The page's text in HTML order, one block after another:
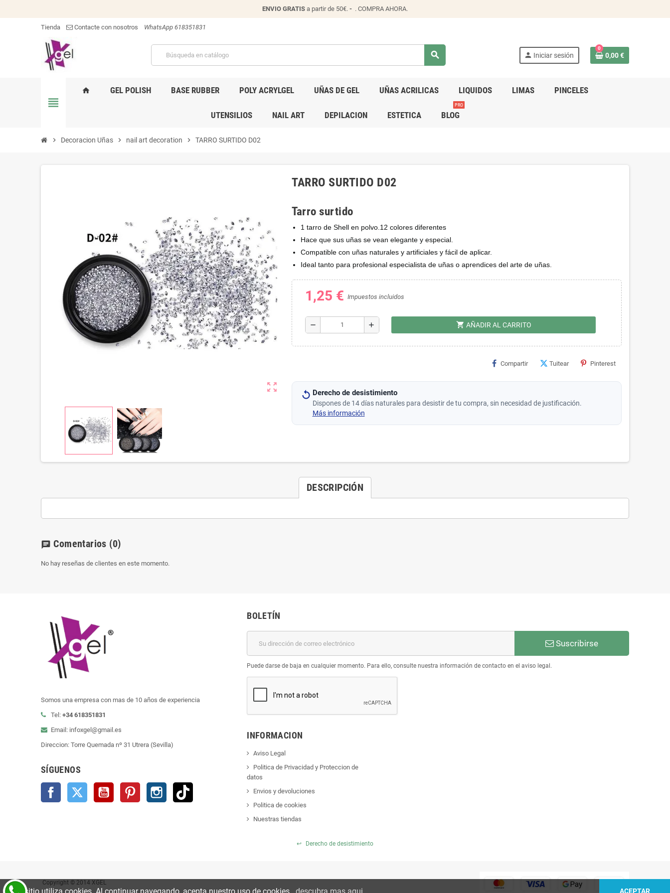
ENVIO GRATIS a partir de 50€. - . COMPRA AHORA.
Tienda Contacte con nosotros WhatsApp 618351831
search person Iniciar sesión
0
0,00 €
view_headline
home GEL POLISH BASE RUBBER POLY ACRYLGEL UÑAS DE GEL UÑAS ACRILICAS LIQUIDOS LIMAS PINCELES
UTENSILIOS NAIL ART DEPILACION ESTETICA BLOG
PRO
chevron_right Decoracion Uñas chevron_right nail art decoration chevron_right TARRO SURTIDO D02
zoom_out_map
TARRO SURTIDO D02
Tarro surtido
1 tarro de Shell en polvo.12 colores diferentes
Hace que sus uñas se vean elegante y especial.
Compatible con uñas naturales y artificiales y fácil de aplicar.
Ideal tanto para profesional especialista de uñas o aprendices del arte de uñas.
1,25 € Impuestos incluidos
remove add shopping_cart AÑADIR AL CARRITO
Compartir Tuitear Pinterest
Derecho de desistimiento
Dispones de 14 días naturales para desistir de tu compra, sin necesidad de justificación.
Más información
DESCRIPCIÓN
chat Comentarios (0)
No hay reseñas de clientes en este momento.
Somos una empresa con mas de 10 años de experiencia
Tel: +34 618351831
Email: infoxgel@gmail.es
Direccion: Torre Quemada nº 31 Utrera (Sevilla)
SÍGUENOS
Facebook Twitter YouTube Pinterest Instagram
BOLETÍN
Suscribirse
Puede darse de baja en cualquier momento. Para ello, consulte nuestra información de contacto en el aviso legal.
INFORMACION
Aviso Legal
Politica de Privacidad y Proteccion de
datos
Envios y devoluciones
Politica de cookies
Nuestras tiendas
↩ Derecho de desistimiento
Copyright © 2014 XGEL
ACEPTAR